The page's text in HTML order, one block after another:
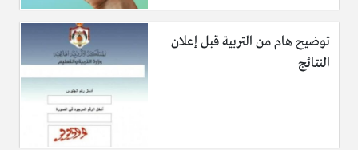
تتميز مدينة تورنتو باقتصاد قوي وهو العامل الأساسي
للنهضة اي مكان في العالم، حيث عامل الإقتصاد جعل المدينة
توضيح هام من التربية قبل إعلان
النتائج